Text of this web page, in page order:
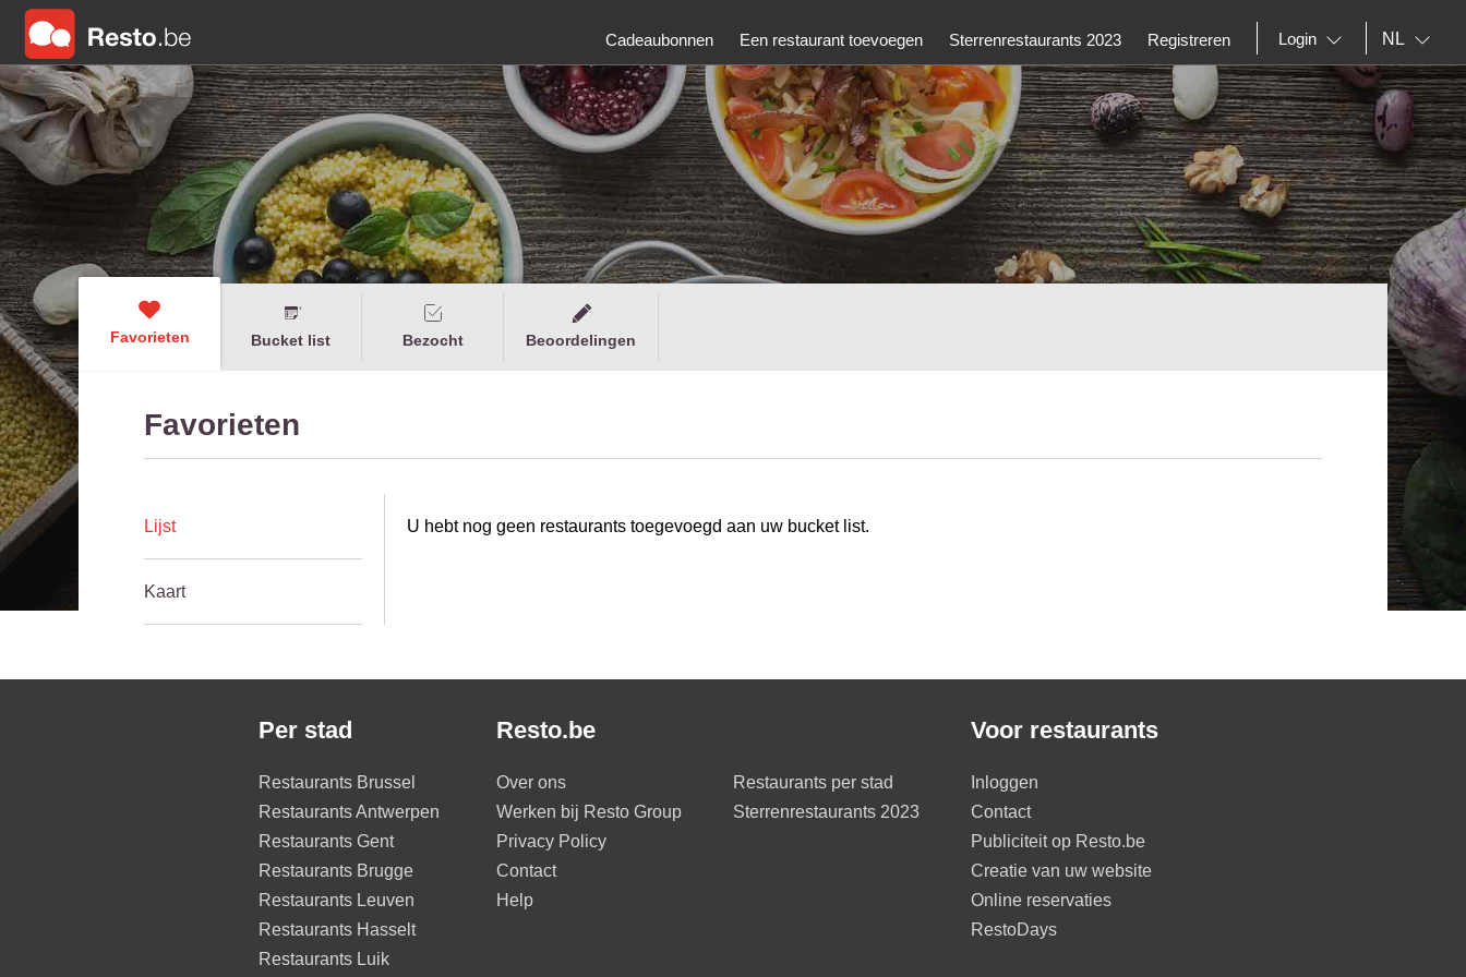
Cadeaubonnen Een restaurant toevoegen Sterrenrestaurants 2023 Registreren Login NL
Favorieten Bucket list Bezocht Beoordelingen
Favorieten
Lijst
Kaart
U hebt nog geen restaurants toegevoegd aan uw bucket list.
Per stad
Restaurants Brussel
Restaurants Antwerpen
Restaurants Gent
Restaurants Brugge
Restaurants Leuven
Restaurants Hasselt
Restaurants Luik
Resto.be
Over ons
Werken bij Resto Group
Privacy Policy
Contact
Help
Restaurants per stad
Sterrenrestaurants 2023
Voor restaurants
Inloggen
Contact
Publiciteit op Resto.be
Creatie van uw website
Online reservaties
RestoDays